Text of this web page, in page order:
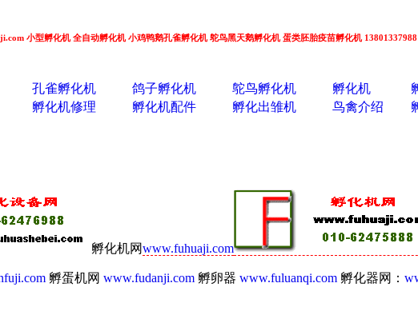
小型孵化机 全自动孵化机 小鸡鸭鹅孔雀孵化机 鸵鸟黑天鹅孵化机 蛋类胚胎疫苗孵化机 13801337988
孔雀孵化机 鸽子孵化机 鸵鸟孵化机 孵化机
孵化机修理 孵化机配件 孵化出雏机 鸟禽介绍
孵化机网www.fuhuaji.com
孵蛋机网 www.fudanji.com 孵卵器 www.fuluanqi.com 孵化器网：